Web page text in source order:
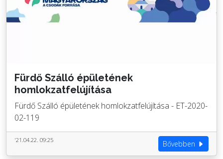
Fürdő Szálló épületének
homlokzatfelújítása
Fürdő Szálló épületének homlokzatfelújítása - ET-2020-
02-119
'21.04.22. 09:25 Bővebben